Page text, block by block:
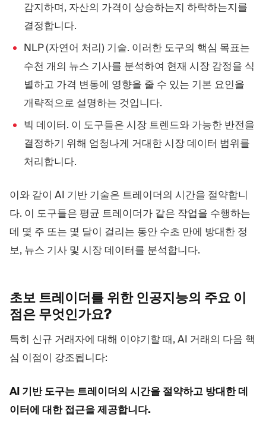
감지하며, 자산의 가격이 상승하는지 하락하는지를
결정합니다.
NLP (자연어 처리) 기술. 이러한 도구의 핵심 목표는
수천 개의 뉴스 기사를 분석하여 현재 시장 감정을 식
별하고 가격 변동에 영향을 줄 수 있는 기본 요인을
개략적으로 설명하는 것입니다.
빅 데이터. 이 도구들은 시장 트렌드와 가능한 반전을
결정하기 위해 엄청나게 거대한 시장 데이터 범위를
처리합니다.
이와 같이 AI 기반 기술은 트레이더의 시간을 절약합니
다. 이 도구들은 평균 트레이더가 같은 작업을 수행하는
데 몇 주 또는 몇 달이 걸리는 동안 수초 만에 방대한 정
보, 뉴스 기사 및 시장 데이터를 분석합니다.
초보 트레이더를 위한 인공지능의 주요 이
점은 무엇인가요?
특히 신규 거래자에 대해 이야기할 때, AI 거래의 다음 핵
심 이점이 강조됩니다:
AI 기반 도구는 트레이더의 시간을 절약하고 방대한 데
이터에 대한 접근을 제공합니다.